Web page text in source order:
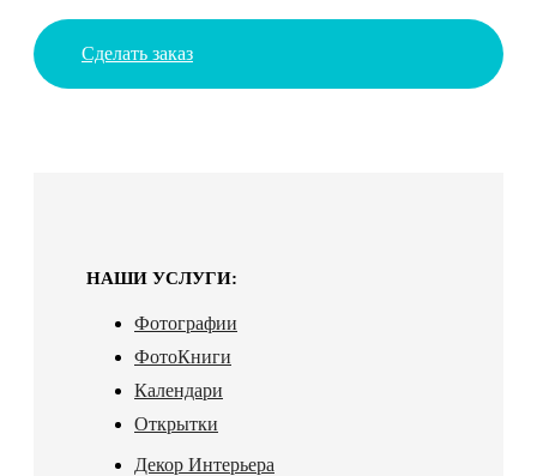
Сделать заказ
НАШИ УСЛУГИ:
Фотографии
ФотоКниги
Календари
Открытки
Декор Интерьера